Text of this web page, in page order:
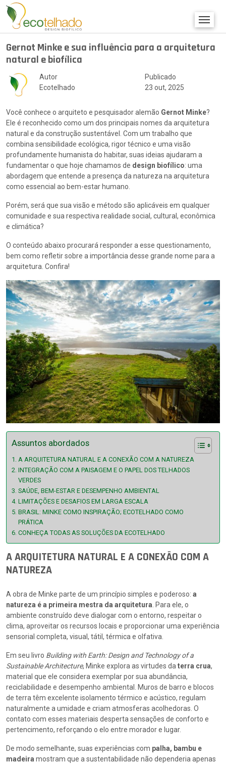
Gernot Minke e sua influência para a arquitetura
natural e biofílica
Autor
Ecotelhado
Publicado
23 out, 2025
Você conhece o arquiteto e pesquisador alemão Gernot Minke?
Ele é reconhecido como um dos principais nomes da arquitetura
natural e da construção sustentável. Com um trabalho que
combina sensibilidade ecológica, rigor técnico e uma visão
profundamente humanista do habitar, suas ideias ajudaram a
fundamentar o que hoje chamamos de design biofílico: uma
abordagem que entende a presença da natureza na arquitetura
como essencial ao bem-estar humano.
Porém, será que sua visão e método são aplicáveis em qualquer
comunidade e sua respectiva realidade social, cultural, econômica
e climática?
O conteúdo abaixo procurará responder a esse questionamento,
bem como refletir sobre a importância desse grande nome para a
arquitetura. Confira!
Assuntos abordados
A ARQUITETURA NATURAL E A CONEXÃO COM A NATUREZA
INTEGRAÇÃO COM A PAISAGEM E O PAPEL DOS TELHADOS
VERDES
SAÚDE, BEM-ESTAR E DESEMPENHO AMBIENTAL
LIMITAÇÕES E DESAFIOS EM LARGA ESCALA
BRASIL: MINKE COMO INSPIRAÇÃO; ECOTELHADO COMO
PRÁTICA
CONHEÇA TODAS AS SOLUÇÕES DA ECOTELHADO
A ARQUITETURA NATURAL E A CONEXÃO COM A
NATUREZA
A obra de Minke parte de um princípio simples e poderoso: a
natureza é a primeira mestra da arquitetura . Para ele, o
ambiente construído deve dialogar com o entorno, respeitar o
clima, aproveitar os recursos locais e proporcionar uma experiência
sensorial completa, visual, tátil, térmica e olfativa.
Em seu livro Building with Earth: Design and Technology of a
Sustainable Architecture, Minke explora as virtudes da terra crua,
material que ele considera exemplar por sua abundância,
reciclabilidade e desempenho ambiental. Muros de barro e blocos
de terra têm excelente isolamento térmico e acústico, regulam
naturalmente a umidade e criam atmosferas acolhedoras. O
contato com esses materiais desperta sensações de conforto e
pertencimento, reforçando o elo entre morador e lugar.
De modo semelhante, suas experiências com palha, bambu e
madeira mostram que a sustentabilidade não dependeria apenas